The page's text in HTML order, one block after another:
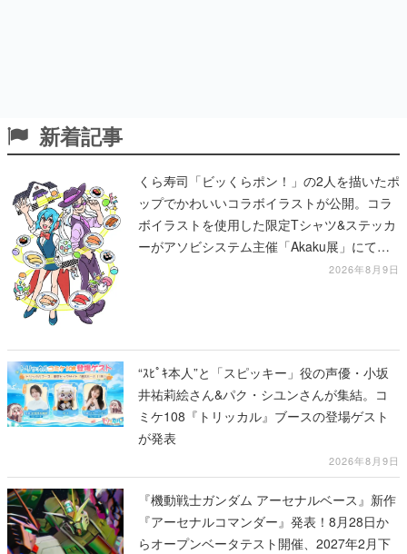
新着記事
くら寿司「ビッくらポン！」の2人を描いたポ
ップでかわいいコラボイラストが公開。コラ
ボイラストを使用した限定Tシャツ&ステッカ
ーがアソビシステム主催「Akaku展」にて販
2026年8月9日
“ｽﾋﾟｷ本人”と「スピッキー」役の声優・小坂
井祐莉絵さん&パク・シユンさんが集結。コ
ミケ108『トリッカル』ブースの登場ゲスト
が発表
2026年8月9日
『機動戦士ガンダム アーセナルベース』新作
『アーセナルコマンダー』発表！8月28日か
らオープンベータテスト開催、2027年2月下